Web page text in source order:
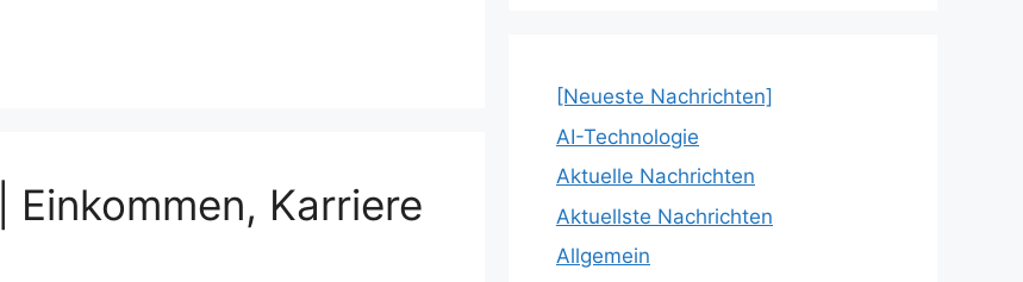
Karriere
[Neueste Nachrichten]
AI-Technologie
Aktuelle Nachrichten
Aktuellste Nachrichten
Allgemein